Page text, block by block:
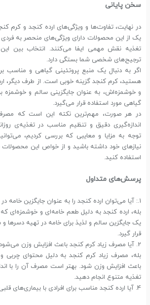
سخن پایانی
در نهایت، تفاوت‌ها و ویژگی‌های ارده کنجد و کرم
یک از این محصولات دارای ویژگی‌های منحصر به
تغذیه نقش مهمی ایفا می‌کنند. انتخاب بین این
ترجیح‌های شخصی شما بستگی دارد.
اگر به دنبال یک منبع پروتئینی گیاهی و مناسب
هستید، کرم کنجد گزینه خوبی است. از طرف دیگر،
و خوشمزه‌اش، به عنوان جایگزینی سالم و خوشمزه
گیاهی مورد استفاده قرار می‌گیرد.
در هر صورت، مهم‌ترین نکته این است که
اندازه‌گیری دقیق و تنظیم مناسب در تغذیه‌ی
توجه به مزایا و معایبی که بررسی کردیم،
نیازهای خود داشته باشید و از خواص این محصولات
استفاده کنید.
پرسش‌های متداول
1.: آیا می‌توان ارده کنجد را به عنوان جایگزین خامه در دسرها استفاده کرد؟
بله، ارده کنجد به دلیل طعم خامه‌ای و خوشمزه‌ای که
یک جایگزین سالم و لذیذ برای خامه در تهیه دسرها و
قرار گیرد.
2. آیا مصرف زیاد کرم کنجد باعث افزایش وزن می‌شود؟
بله، مصرف زیاد کرم کنجد به دلیل محتوای چربی و
باعث افزایش وزن شود. بهتر است مصرف آن را با
تغذیه متنوع انجام دهید.
4. آیا ارده کنجد مناسب برای افرادی با بیماری‌های قلبی است؟